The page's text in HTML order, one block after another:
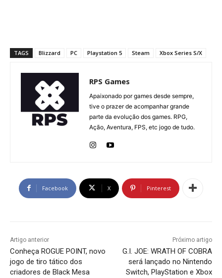
TAGS Blizzard PC Playstation 5 Steam Xbox Series S/X
RPS Games
Apaixonado por games desde sempre,
tive o prazer de acompanhar grande
parte da evolução dos games. RPG,
Ação, Aventura, FPS, etc jogo de tudo.
Facebook X Pinterest
Artigo anterior
Conheça ROGUE POINT, novo
jogo de tiro tático dos
criadores de Black Mesa
Próximo artigo
G.I. JOE: WRATH OF COBRA
será lançado no Nintendo
Switch, PlayStation e Xbox